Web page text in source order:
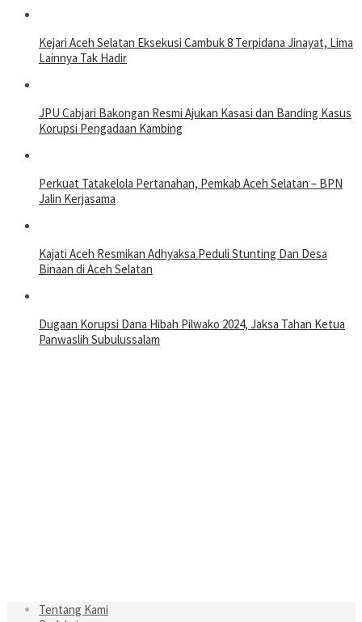
Kejari Aceh Selatan Eksekusi Cambuk 8 Terpidana Jinayat, Lima
Lainnya Tak Hadir
JPU Cabjari Bakongan Resmi Ajukan Kasasi dan Banding Kasus
Korupsi Pengadaan Kambing
Perkuat Tatakelola Pertanahan, Pemkab Aceh Selatan – BPN
Jalin Kerjasama
Kajati Aceh Resmikan Adhyaksa Peduli Stunting Dan Desa
Binaan di Aceh Selatan
Dugaan Korupsi Dana Hibah Pilwako 2024, Jaksa Tahan Ketua
Panwaslih Subulussalam
Tentang Kami